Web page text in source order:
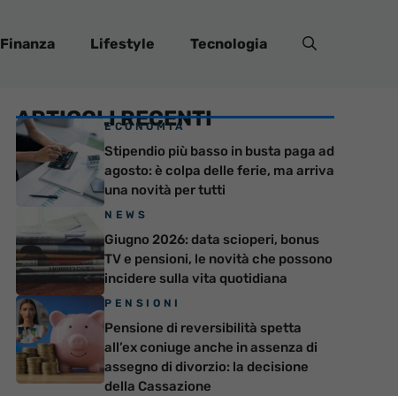
Finanza Lifestyle Tecnologia
ARTICOLI RECENTI
ECONOMIA
Stipendio più basso in busta paga ad
agosto: è colpa delle ferie, ma arriva
una novità per tutti
NEWS
Giugno 2026: data scioperi, bonus
TV e pensioni, le novità che possono
incidere sulla vita quotidiana
PENSIONI
Pensione di reversibilità spetta
all’ex coniuge anche in assenza di
assegno di divorzio: la decisione
della Cassazione